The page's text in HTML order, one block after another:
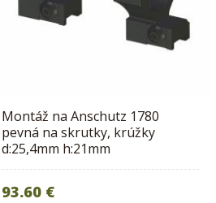
Montáž na Anschutz 1780
pevná na skrutky, krúžky
d:25,4mm h:21mm
93.60 €